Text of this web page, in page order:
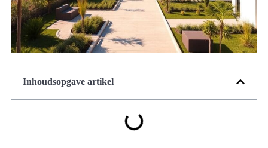
Inhoudsopgave artikel